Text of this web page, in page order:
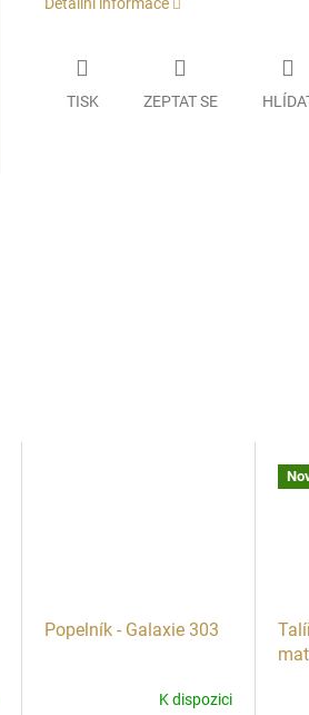
Detailní informace
TISK ZEPTAT SE
Popelník - Galaxie 303
K dispozici